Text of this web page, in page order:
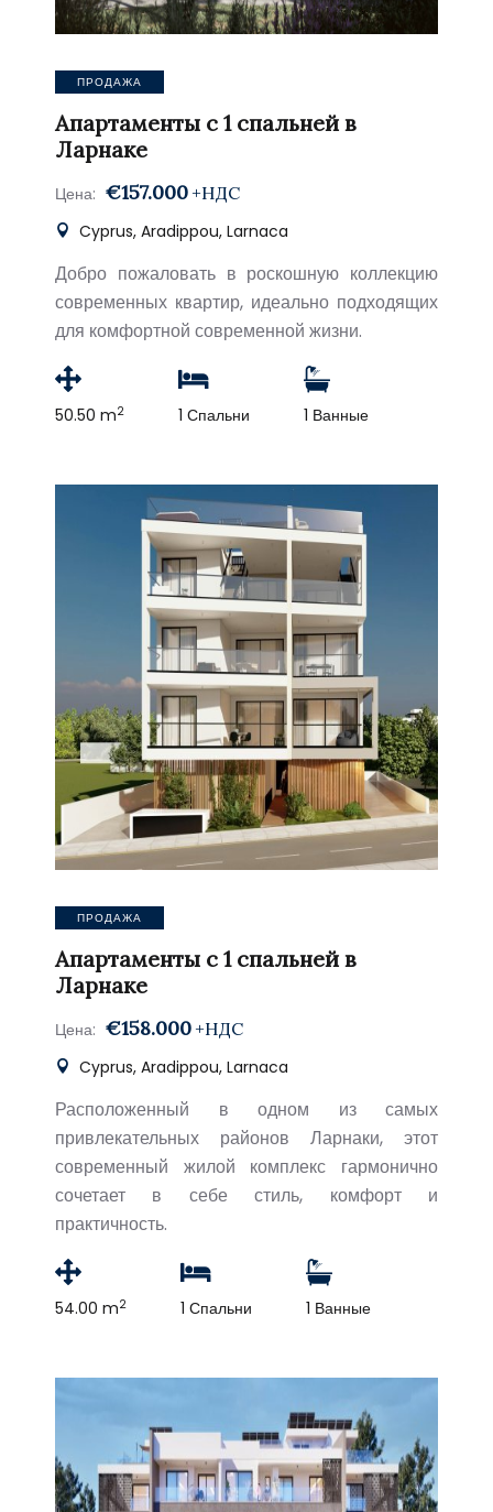
ПРОДАЖА
Апартаменты с 1 спальней в
Ларнаке
Цена: €157.000 +НДС
Cyprus, Aradippou, Larnaca
Добро пожаловать в роскошную коллекцию
современных квартир, идеально подходящих
для комфортной современной жизни.
50.50 m2 1 Спальни 1 Ванные
ПРОДАЖА
Апартаменты с 1 спальней в
Ларнаке
Цена: €158.000 +НДС
Cyprus, Aradippou, Larnaca
Расположенный в одном из самых
привлекательных районов Ларнаки, этот
современный жилой комплекс гармонично
сочетает в себе стиль, комфорт и
практичность.
54.00 m2 1 Спальни 1 Ванные